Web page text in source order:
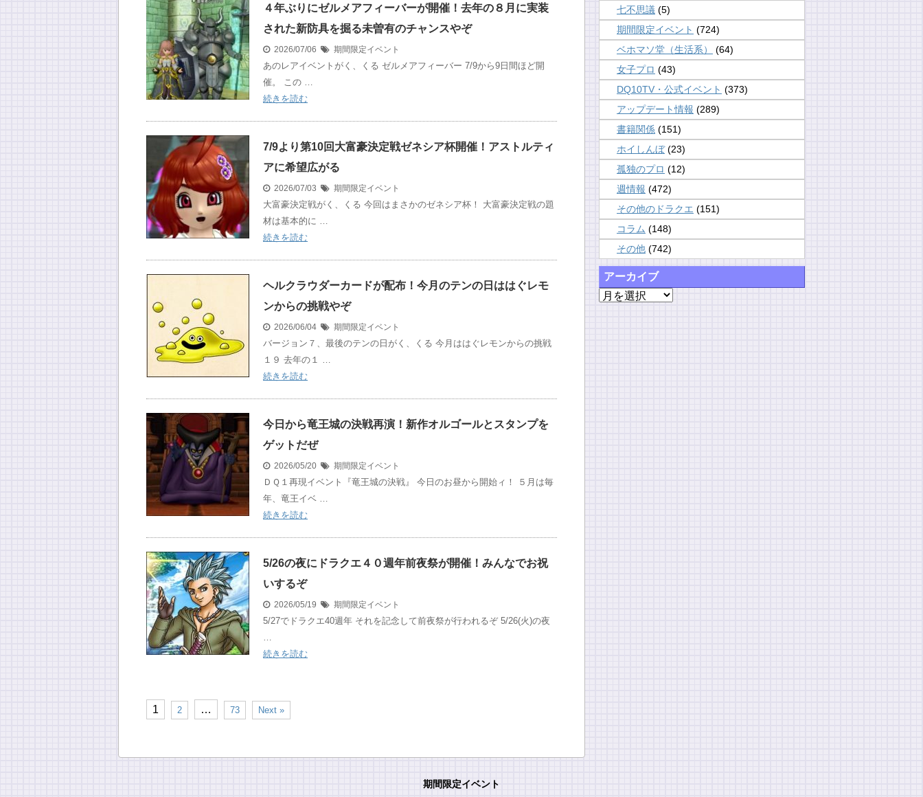
４年ぶりにゼルメアフィーバーが開催！去年の８月に実装
された新防具を掘る未曽有のチャンスやぞ
2026/07/06 期間限定イベント
あのレアイベントがく、くる ゼルメアフィーバー 7/9から9日間ほど開
催。 この …
続きを読む
7/9より第10回大富豪決定戦ゼネシア杯開催！アストルティ
アに希望広がる
2026/07/03 期間限定イベント
大富豪決定戦がく、くる 今回はまさかのゼネシア杯！ 大富豪決定戦の題
材は基本的に …
続きを読む
ヘルクラウダーカードが配布！今月のテンの日ははぐレモ
ンからの挑戦やぞ
2026/06/04 期間限定イベント
バージョン７、最後のテンの日がく、くる 今月ははぐレモンからの挑戦
１９ 去年の１ …
続きを読む
今日から竜王城の決戦再演！新作オルゴールとスタンプを
ゲットだぜ
2026/05/20 期間限定イベント
ＤＱ１再現イベント『竜王城の決戦』 今日のお昼から開始ィ！ ５月は毎
年、竜王イベ …
続きを読む
5/26の夜にドラクエ４０週年前夜祭が開催！みんなでお祝
いするぞ
2026/05/19 期間限定イベント
5/27でドラクエ40週年 それを記念して前夜祭が行われるぞ 5/26(火)の夜
…
続きを読む
1 2 … 73 Next »
七不思議 (5)
期間限定イベント (724)
ベホマソ堂（生活系）
(64)
女子プロ (43)
DQ10TV・公式イベント (373)
アップデート情報 (289)
書籍関係 (151)
ホイしんぼ(23)
孤独のプロ (12)
週情報 (472)
その他のドラクエ (151)
コラム (148)
その他 (742)
アーカイブ
ア
期間限定イベント